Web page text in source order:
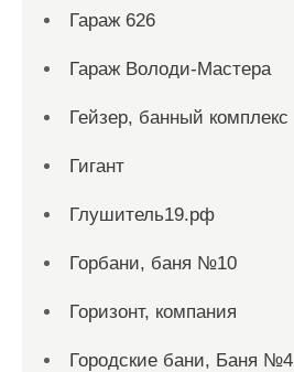
Гараж 626
Гараж Володи-Мастера
Гейзер, банный комплекс
Гигант
Глушитель19.рф
Горбани, баня №10
Горизонт, компания
Городские бани, Баня №4